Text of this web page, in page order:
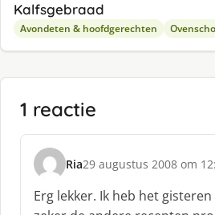
Kalfsgebraad
Avondeten & hoofdgerechten
1 reactie
Ria
s
c
h
29 augustus 2008 om
Erg lekker. Ik heb het